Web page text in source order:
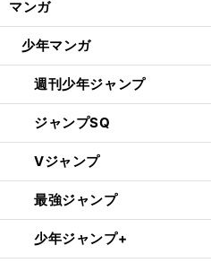
マンガ
少年マンガ
週刊少年ジャンプ
ジャンプSQ
Vジャンプ
最強ジャンプ
少年ジャンプ+